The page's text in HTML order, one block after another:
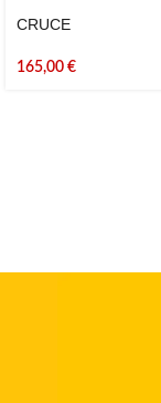
CRUCE
165,00 €